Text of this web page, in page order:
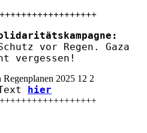
vor Regen. Gaza
vergessen!
hier